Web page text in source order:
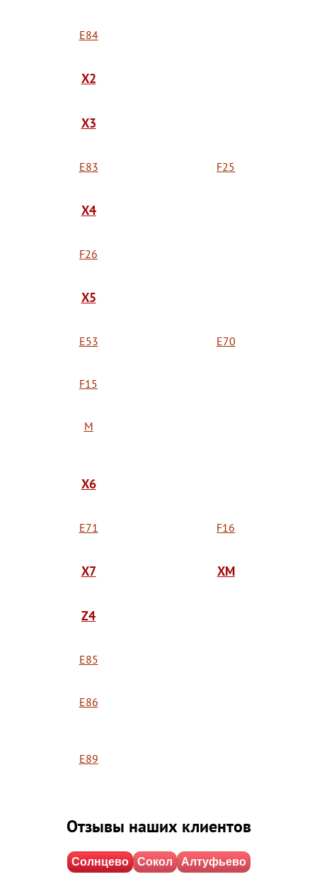
E84
X2
X3
E83 F25
X4
F26
X5
E53 E70
F15
M
X6
E71 F16
X7 XM
Z4
E85
E86
E89
Отзывы наших клиентов
Солнцево Сокол Алтуфьево